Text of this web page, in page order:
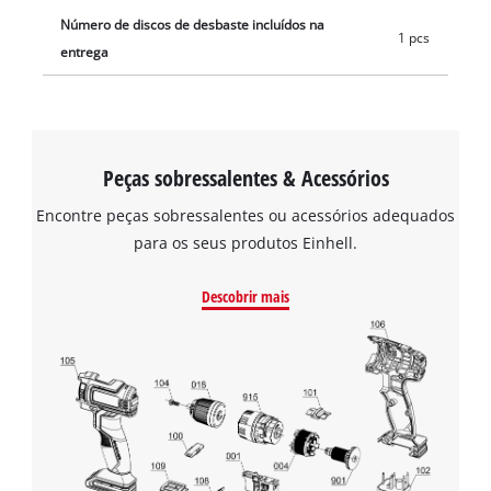
Número de discos de desbaste incluídos na
entrega
1 pcs
Peças sobressalentes & Acessórios
Encontre peças sobressalentes ou acessórios adequados
para os seus produtos Einhell.
Descobrir mais